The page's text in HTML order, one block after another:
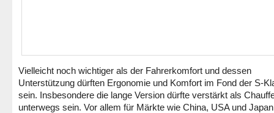
Vielleicht noch wichtiger als der Fahrerkomfort und dessen
Unterstützung dürften Ergonomie und Komfort im Fond der S-
sein. Insbesondere die lange Version dürfte verstärkt als
unterwegs sein. Vor allem für Märkte wie China, USA und